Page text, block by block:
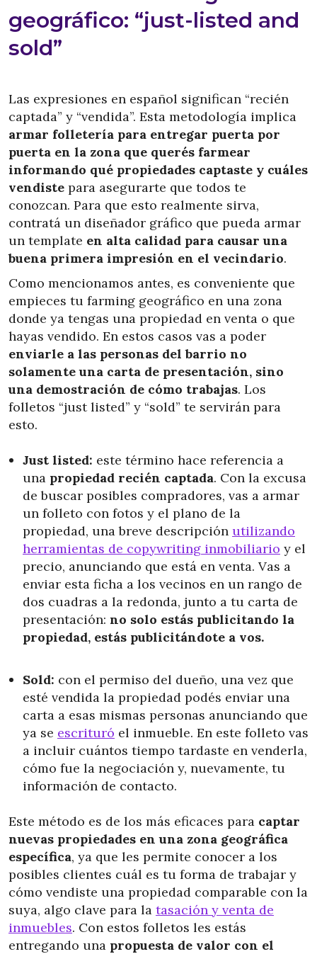
geográfico: “just-listed and
sold”
Las expresiones en español significan “recién
captada” y “vendida”. Esta metodología implica
armar folletería para entregar puerta por
puerta en la zona que querés farmear
informando qué propiedades captaste y cuáles
vendiste para asegurarte que todos te
conozcan. Para que esto realmente sirva,
contratá un diseñador gráfico que pueda armar
un template en alta calidad para causar una
buena primera impresión en el vecindario.
Como mencionamos antes, es conveniente que
empieces tu farming geográfico en una zona
donde ya tengas una propiedad en venta o que
hayas vendido. En estos casos vas a poder
enviarle a las personas del barrio no
solamente una carta de presentación, sino
una demostración de cómo trabajas. Los
folletos “just listed” y “sold” te servirán para
esto.
Just listed: este término hace referencia a
una propiedad recién captada. Con la excusa
de buscar posibles compradores, vas a armar
un folleto con fotos y el plano de la
propiedad, una breve descripción utilizando
herramientas de copywriting inmobiliario y el
precio, anunciando que está en venta. Vas a
enviar esta ficha a los vecinos en un rango de
dos cuadras a la redonda, junto a tu carta de
presentación: no solo estás publicitando la
propiedad, estás publicitándote a vos.
Sold: con el permiso del dueño, una vez que
esté vendida la propiedad podés enviar una
carta a esas mismas personas anunciando que
ya se escrituró el inmueble. En este folleto vas
a incluir cuántos tiempo tardaste en venderla,
cómo fue la negociación y, nuevamente, tu
información de contacto.
Este método es de los más eficaces para captar
nuevas propiedades en una zona geográfica
específica, ya que les permite conocer a los
posibles clientes cuál es tu forma de trabajar y
cómo vendiste una propiedad comparable con la
suya, algo clave para la tasación y venta de
inmuebles. Con estos folletos les estás
entregando una propuesta de valor con el